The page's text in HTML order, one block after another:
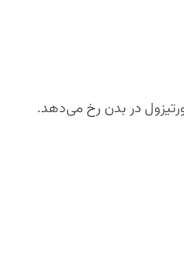
در بدن رخ می‌دهد.